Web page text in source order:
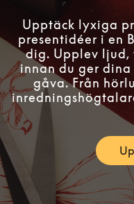
Upptäck lyxiga
presentidéer i en
dig. Upplev ljud,
innan du ger
gåva. Från